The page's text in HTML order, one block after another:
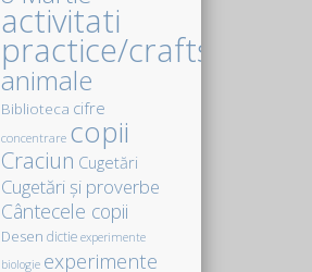
activitati
practice/crafts
animale
Biblioteca cifre
concentrare copii
Craciun Cugetări
Cugetări şi proverbe
Cântecele copii
Desen dictie experimente
biologie experimente